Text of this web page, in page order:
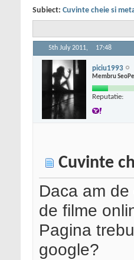
Subiect: Cuvinte cheie si
5th July 2011, 17:48
piciu1993
Membru
Reputatie:
Cuvinte
Daca am
de filme
Pagina
google?